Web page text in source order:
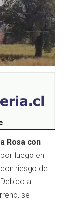
Rosa con
fuego en
riesgo de
al
se